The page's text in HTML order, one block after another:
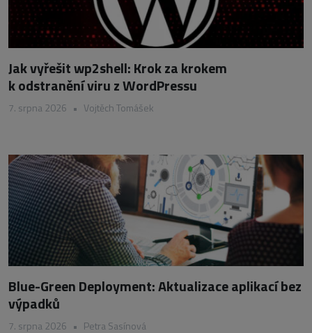
Jak vyřešit wp2shell: Krok za krokem
k odstranění viru z WordPressu
7. srpna 2026 • Vojtěch Tomášek
Blue-Green Deployment: Aktualizace aplikací bez
výpadků
7. srpna 2026 • Petra Sasínová